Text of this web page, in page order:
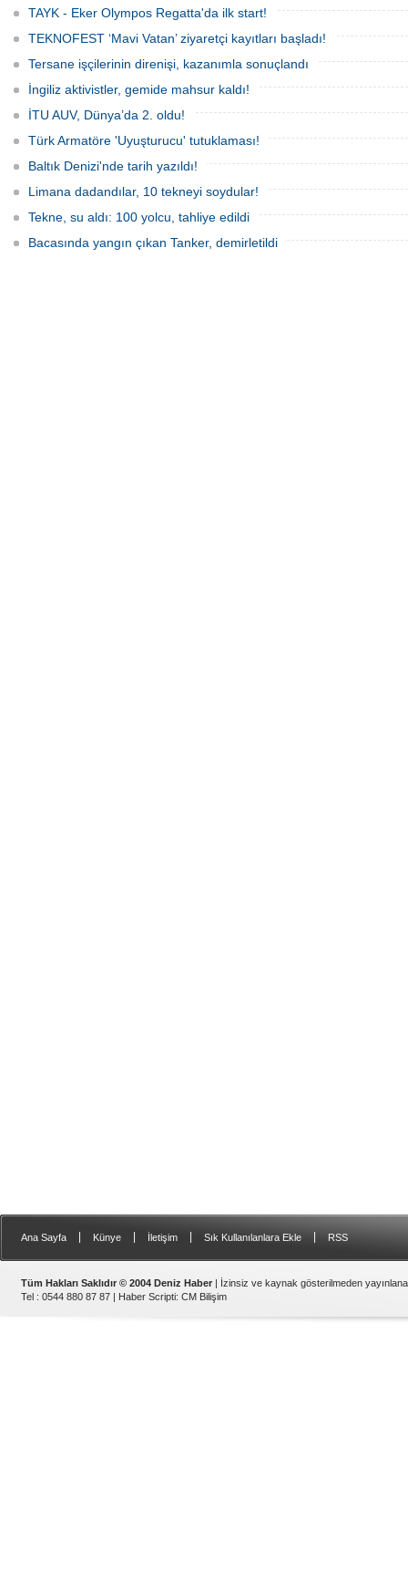
aralamış olabilir. Sıcak sularda
hareketsiz bekleyen binden fazla gemi,
istilacı deniz canlıları için devasa bir
üreme merkezine dönüşmüş durumda.
TAYK - Eker Olympos Regatta'da ilk start!
TEKNOFEST ‘Mavi Vatan’ ziyaretçi kayıtları başladı!
Tersane işçilerinin direnişi, kazanımla sonuçlandı
İngiliz aktivistler, gemide mahsur kaldı!
İTU AUV, Dünya’da 2. oldu!
Türk Armatöre 'Uyuşturucu' tutuklaması!
Baltık Denizi'nde tarih yazıldı!
Limana dadandılar, 10 tekneyi soydular!
Tekne, su aldı: 100 yolcu, tahliye edildi
Bacasında yangın çıkan Tanker, demirletildi
Ana Sayfa Künye İletişim Sık Kullanılanlara Ekle RSS
Tüm Hakları Saklıdır © 2004 Deniz Haber | İzinsiz ve kaynak gösterilmeden
Tel : 0544 880 87 87 | Haber Scripti: CM Bilişim